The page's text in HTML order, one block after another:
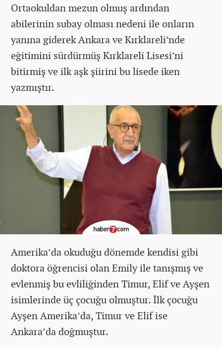
Ortaokuldan mezun olmuş ardından
abilerinin subay olması nedeni ile onların
yanına giderek Ankara ve Kırklareli’nde
eğitimini sürdürmüş Kırklareli Lisesi’ni
bitirmiş ve ilk aşk şiirini bu lisede iken
yazmıştır.
Amerika’da okuduğu dönemde kendisi gibi
doktora öğrencisi olan Emily ile tanışmış ve
evlenmiş bu evliliğinden Timur, Elif ve Ayşen
isimlerinde üç çocuğu olmuştur. İlk çocuğu
Ayşen Amerika’da, Timur ve Elif ise
Ankara’da doğmuştur.